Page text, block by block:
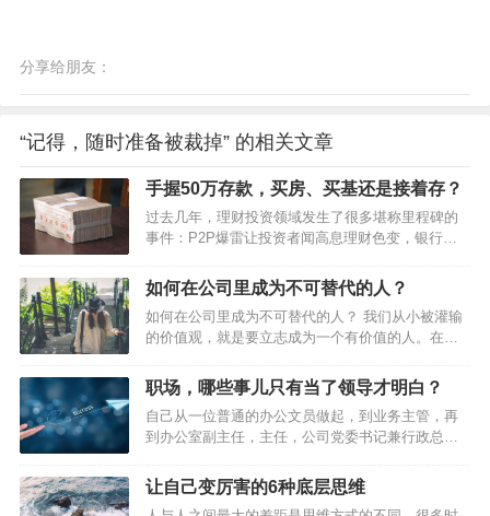
分享给朋友：
“记得，随时准备被裁掉” 的相关文章
手握50万存款，买房、买基还是接着存？
过去几年，理财投资领域发生了很多堪称里程碑的
事件：P2P爆雷让投资者闻高息理财色变，银行理
话，股市大幅调整凸显基金高波动本色……似乎所
有的路都被堵上了，资金开始向存款回流。2022年
一季度，居民存款新增7.82万亿元，相比去年同期
多增1.14万亿元。与此同时，大家还是积极偿还或
少借贷款。2022年一季度，居民贷款新增1.26万亿
元，相比去年同期少增1.3万亿元。宏观数据能反映
体投资者而言，资金回流存款更多是无奈…
如何在公司里成为不可替代的人？
如何在公司里成为不可替代的人？ 我们从小被灌输
的价值观，就是要立志成为一个有价值的人。在职
立足。评判一个人的价值有很多标准，能力强只是
其中之一而绝非关键。有时候，良好的态度、强烈
的责任心以及谦虚的心态往往比个人的工作能力重
要百倍。下面这篇文章提到的9个职场化的概念，值
得你深思和学习。 01 学会尊敬和服…
职场，哪些事儿只有当了领导才明白？
自己从一位普通的办公文员做起，到业务主管，再
到办公室副主任，主任，公司党委书记兼行政总
儿只有当了领导才明白？4条亲身经历的硬道理送给
你…
让自己变厉害的6种底层思维